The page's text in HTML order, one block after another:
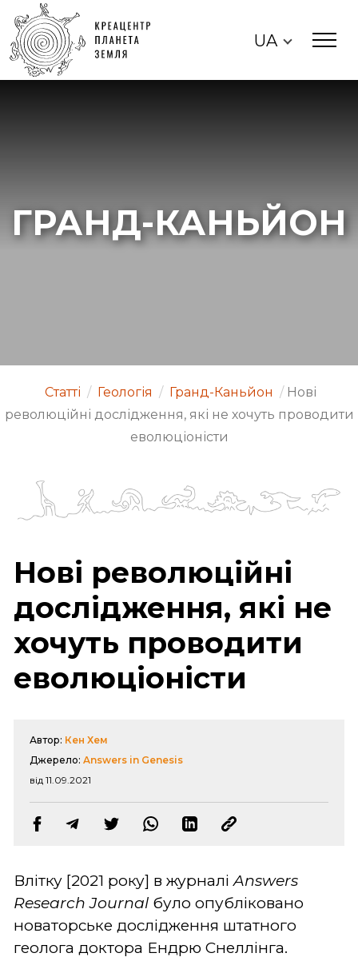
UA
ГРАНД-КАНЬЙОН
Статті / Геологія / Гранд-Каньйон / Нові
революційні дослідження, які не хочуть проводити
еволюціоністи
Нові революційні
дослідження, які не
хочуть проводити
еволюціоністи
Автор: Кен Хем
Джерело: Answers in Genesis
від 11.09.2021
Влітку [2021 року] в журналіAnswers
Research Journal було опубліковано
новаторське дослідження штатного
геолога доктора Ендрю Снеллінга.